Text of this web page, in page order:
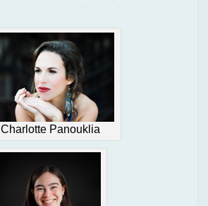
Charlotte Panouklia